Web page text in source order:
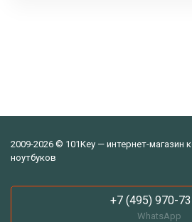
2009-2026 © 101Key — интернет-магазин
ноутбуков
+7 (495) 970-
WhatsApp